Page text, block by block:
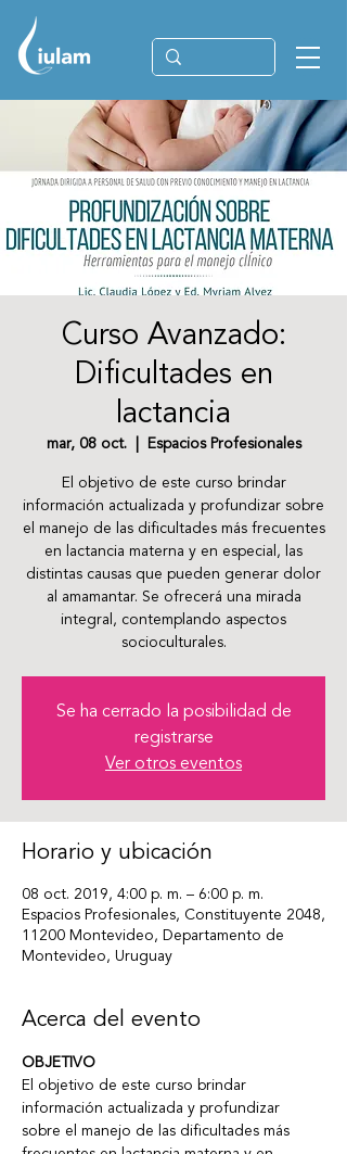
Curso Avanzado:
Dificultades en
lactancia
mar, 08 oct.
  |
Espacios Profesionales
El objetivo de este curso brindar
información actualizada y profundizar sobre
el manejo de las dificultades más frecuentes
en lactancia materna y en especial, las
distintas causas que pueden generar dolor
al amamantar. Se ofrecerá una mirada
integral, contemplando aspectos
socioculturales.
Se ha cerrado la posibilidad de
registrarse
Ver otros eventos
Horario y ubicación
08 oct. 2019, 4:00 p. m. – 6:00 p. m.
Espacios Profesionales, Constituyente 2048,
11200 Montevideo, Departamento de
Montevideo, Uruguay
Acerca del evento
OBJETIVO
El objetivo de este curso brindar
información actualizada y profundizar
sobre el manejo de las dificultades más